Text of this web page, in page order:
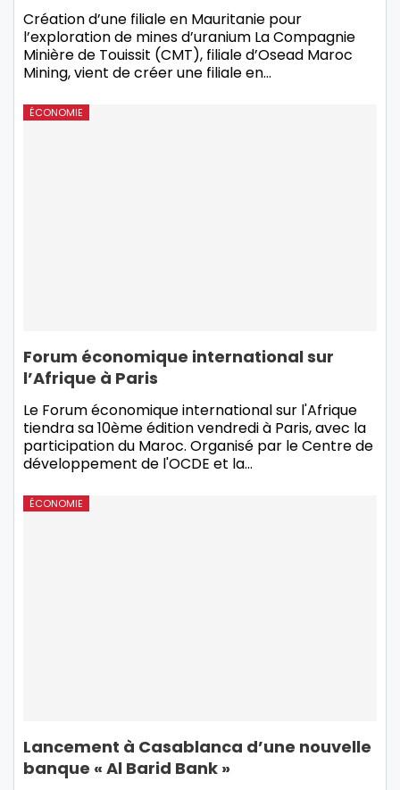
Création d’une filiale en Mauritanie pour
l’exploration de mines d’uranium La Compagnie
Minière de Touissit (CMT), filiale d’Osead Maroc
Mining, vient de créer une filiale en…
ÉCONOMIE
Forum économique international sur
l’Afrique à Paris
Le Forum économique international sur l'Afrique
tiendra sa 10ème édition vendredi à Paris, avec la
participation du Maroc. Organisé par le Centre de
développement de l'OCDE et la…
ÉCONOMIE
Lancement à Casablanca d’une nouvelle
banque « Al Barid Bank »